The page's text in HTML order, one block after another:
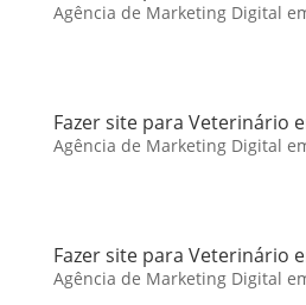
Agência de Marketing Digital
Fazer site para Veterinário
Agência de Marketing Digital
Fazer site para Veterinário
Agência de Marketing Digital